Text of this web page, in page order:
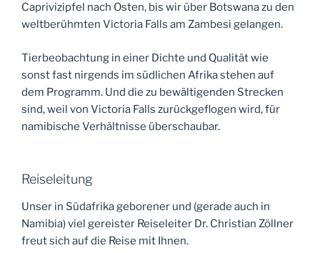
Caprivizipfel nach Osten, bis wir über Botswana zu den
weltberühmten Victoria Falls am Zambesi gelangen.
Tierbeobachtung in einer Dichte und Qualität wie
sonst fast nirgends im südlichen Afrika stehen auf
dem Programm. Und die zu bewältigenden Strecken
sind, weil von Victoria Falls zurückgeflogen wird, für
namibische Verhältnisse überschaubar.
Reiseleitung
Unser in Südafrika geborener und (gerade auch in
Namibia) viel gereister Reiseleiter Dr. Christian Zöllner
freut sich auf die Reise mit Ihnen.